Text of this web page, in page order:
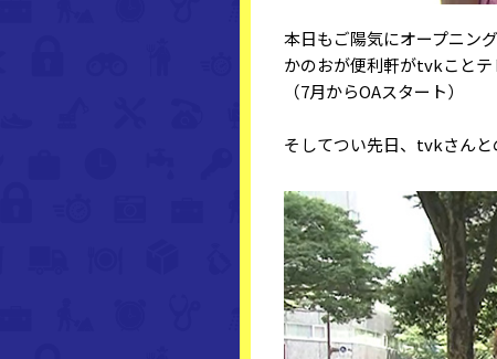
本日もご陽気にオープニン
かのおが便利軒がtvkことテ
（7月からOAスタート）
そしてつい先日、tvkさんと